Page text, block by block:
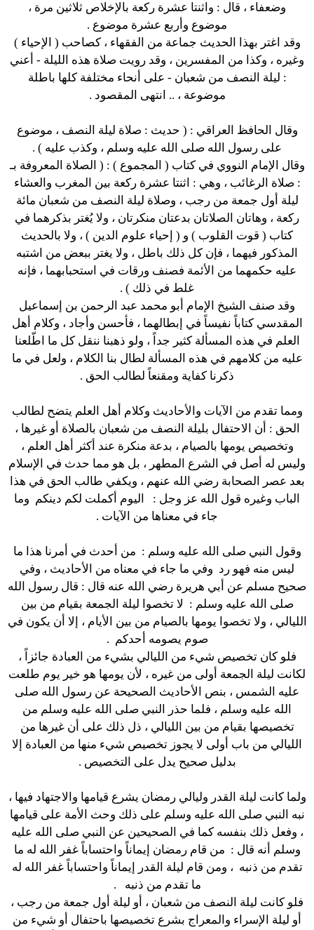
وضعفاء ، قال : واثنتا عشرة ركعة بالإخلاص ثلاثين مرة ،
موضوع وأربع عشرة موضوع .
وقد اغتر بهذا الحديث جماعة من الفقهاء ، كصاحب ( الإحياء )
وغيره ، وكذا من المفسرين ، وقد رويت صلاة هذه الليلة - أعني
: ليلة النصف من شعبان - على أنحاء مختلفة كلها باطلة
موضوعة ، .. انتهى المقصود .
وقال الحافظ العراقي : ( حديث : صلاة ليلة النصف ، موضوع
على رسول الله صلى الله عليه وسلم ، وكذب عليه ) .
وقال الإمام النووي في كتاب ( المجموع ) : ( الصلاة المعروفة بـ
: صلاة الرغائب ، وهي : اثنتا عشرة ركعة بين المغرب والعشاء
ليلة أول جمعة من رجب ، وصلاة ليلة النصف من شعبان مائة
ركعة ، وهاتان الصلاتان بدعتان منكرتان ، ولا يُغتر بذكرهما في
كتاب ( قوت القلوب ) و ( إحياء علوم الدين ) ، ولا بالحديث
المذكور فيهما ، فإن كل ذلك باطل ، ولا يغتر ببعض من اشتبه
عليه حكمهما من الأئمة فصنف ورقات في استحبابهما ، فإنه
غلط في ذلك ) .
وقد صنف الشيخ الإمام أبو محمد عبد الرحمن بن إسماعيل
المقدسي كتاباً نفيساً في إبطالهما ، فأحسن وأجاد ، وكلام أهل
العلم في هذه المسألة كثير جداً ، ولو ذهبنا ننقل كل ما اطّلعنا
عليه من كلامهم في هذه المسألة لطال بنا الكلام ، ولعل في ما
ذكرنا كفاية ومقنعاً لطالب الحق .
ومما تقدم من الآيات والأحاديث وكلام أهل العلم يتضح لطالب
الحق : أن الاحتفال بليلة النصف من شعبان بالصلاة أو غيرها ،
وتخصيص يومها بالصيام ، بدعة منكرة عند أكثر أهل العلم ،
وليس له أصل في الشرع المطهر ، بل هو مما حدث في الإسلام
بعد عصر الصحابة رضي الله عنهم ، ويكفي طالب الحق في هذا
الباب وغيره قول الله عز وجل :
اليوم أكملت لكم دينكم وما
جاء في معناها من الآيات .
وقول النبي صلى الله عليه وسلم : من أحدث في أمرنا هذا ما
ليس منه فهو رد وفي ما جاء في معناه من الأحاديث ، وفي
صحيح مسلم عن أبي هريرة رضي الله عنه قال : قال رسول الله
صلى الله عليه وسلم : لا تخصوا ليلة الجمعة بقيام من بين
الليالي ، ولا تخصوا يومها بالصيام من بين الأيام ، إلا أن يكون في
صوم يصومه أحدكم .
فلو كان تخصيص شيء من الليالي بشيء من العبادة جائزاً ،
لكانت ليلة الجمعة أولى من غيره ، لأن يومها هو خير يوم طلعت
عليه الشمس ، بنص الأحاديث الصحيحة عن رسول الله صلى
الله عليه وسلم ، فلما حذر النبي صلى الله عليه وسلم من
تخصيصها بقيام من بين الليالي ، ذل ذلك على أن غيرها من
الليالي من باب أولى لا يجوز تخصيص شيء منها من العبادة إلا
بدليل صحيح يدل على التخصيص .
ولما كانت ليلة القدر وليالي رمضان يشرع قيامها والاجتهاد فيها ،
نبه النبي صلى الله عليه وسلم على ذلك وحث الأمة على قيامها
، وفعل ذلك بنفسه كما في الصحيحين عن النبي صلى الله عليه
وسلم أنه قال : من قام رمضان إيماناً واحتساباً غفر الله له ما
تقدم من ذنبه ، ومن قام ليلة القدر إيماناً واحتساباً غفر الله له
ما تقدم من ذنبه
.
فلو كانت ليلة النصف من شعبان ، أو ليلة أول جمعة من رجب ،
أو ليلة الإسراء والمعراج بشرع تخصيصها باحتفال أو شيء من